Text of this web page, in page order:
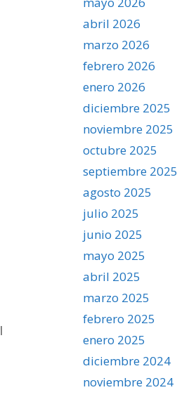
abril 2026
marzo 2026
febrero 2026
enero 2026
diciembre 2025
noviembre 2025
octubre 2025
septiembre 2025
agosto 2025
julio 2025
junio 2025
mayo 2025
abril 2025
marzo 2025
febrero 2025
enero 2025
diciembre 2024
noviembre 2024